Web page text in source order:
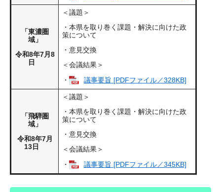
「東濃圏
域」
令和8年7月8
日
＜議題＞
・本県を取り巻く課題・解決に向けた政
策について
・意見交換
＜会議結果＞
・
議事要旨 [PDFファイル／328KB]
「飛騨圏
域」
令和8年7月
13日
＜議題＞
・本県を取り巻く課題・解決に向けた政
策について
・意見交換
＜会議結果＞
・
議事要旨 [PDFファイル／345KB]